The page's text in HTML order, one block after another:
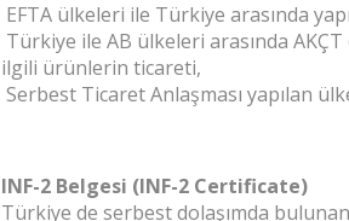
EFTA ülkeleri ile Türkiye arasında
Türkiye ile AB ülkeleri arasında
ilgili ürünlerin ticareti,
Serbest Ticaret Anlaşması yapılan
INF-2 Belgesi (INF-2 Certificate)
Türkiye de serbest dolaşımda